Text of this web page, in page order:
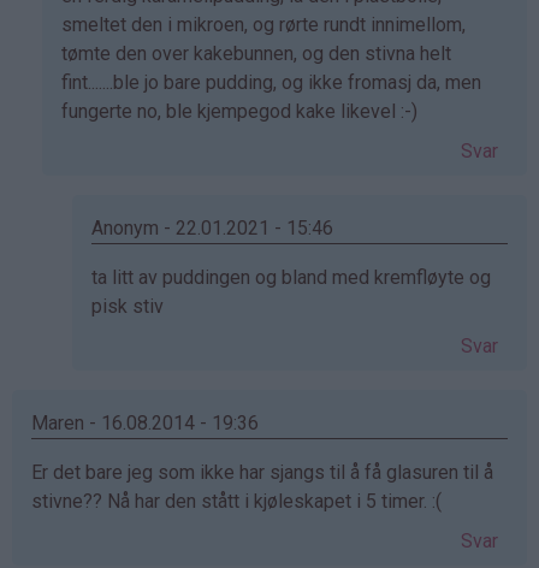
av
Meg
(ikke
bekreftet)
smeltet den i mikroen, og rørte rundt innimellom,
tømte den over kakebunnen, og den stivna helt
fint.......ble jo bare pudding, og ikke fromasj da, men
fungerte no, ble kjempegod kake likevel :-)
Svar
Anonym - 22.01.2021 - 15:46
Som
svar
Haugsdal
bekreftet)
ta litt av puddingen og bland med kremfløyte og
pisk stiv
Svar
Maren - 16.08.2014 - 19:36
Er det bare jeg som ikke har sjangs til å få glasuren til å
stivne?? Nå har den stått i kjøleskapet i 5 timer. :(
Svar